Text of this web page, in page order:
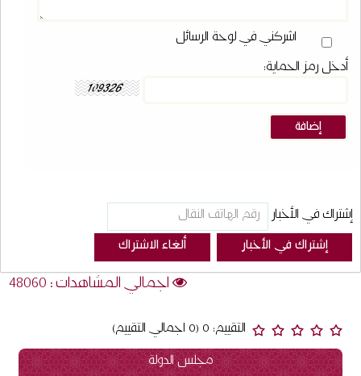
اشركني في لوحة الرسائل
أدخل رمز الحماية:
إشتراك في الأخبار
اجمالي المشاهدات : 48060
التقييم: 0 (0 اجمالي التقييم)
مجلس الدولة